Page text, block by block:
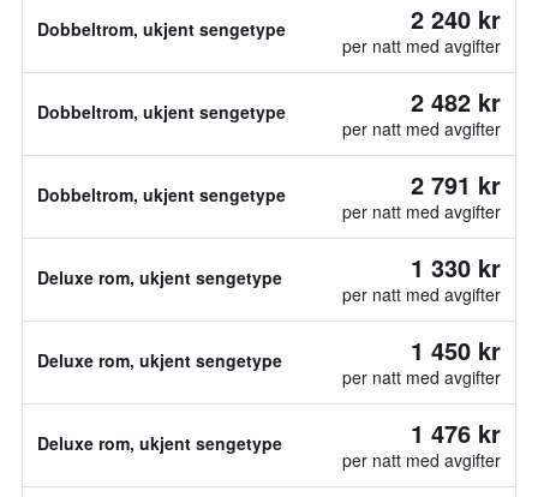
Dobbeltrom, ukjent sengetype 2 240 kr
per natt med avgifter
Dobbeltrom, ukjent sengetype 2 482 kr
per natt med avgifter
Dobbeltrom, ukjent sengetype 2 791 kr
per natt med avgifter
Deluxe rom, ukjent sengetype 1 330 kr
per natt med avgifter
Deluxe rom, ukjent sengetype 1 450 kr
per natt med avgifter
Deluxe rom, ukjent sengetype 1 476 kr
per natt med avgifter